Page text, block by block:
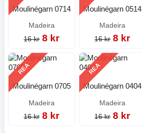
Moulinégarn 0714
Madeira
16 kr 8 kr
Moulinégarn 0514
Madeira
16 kr 8 kr
REA
Moulinégarn 0705
Madeira
16 kr 8 kr
REA
Moulinégarn 0404
Madeira
16 kr 8 kr